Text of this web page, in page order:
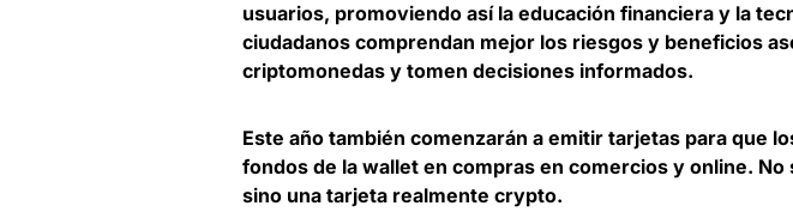
usuarios, promoviendo así la educación financiera y la
ciudadanos comprendan mejor los riesgos y beneficios
criptomonedas y tomen decisiones informados.
Este año también comenzarán a emitir tarjetas para que
fondos de la wallet en compras en comercios y online. No
sino una tarjeta realmente crypto.